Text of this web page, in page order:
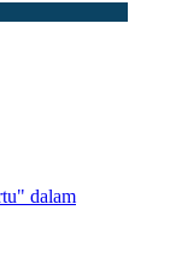
dalam